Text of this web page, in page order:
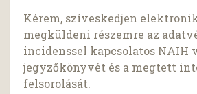
Kérem, szíveskedjen
megküldeni részemre az
incidenssel kapcsolatos NAIH
jegyzőkönyvét és a megtett
felsorolását.